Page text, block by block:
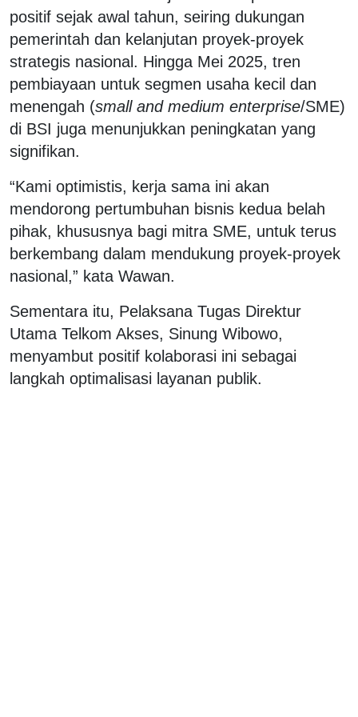
positif sejak awal tahun, seiring dukungan
pemerintah dan kelanjutan proyek-proyek
strategis nasional. Hingga Mei 2025, tren
pembiayaan untuk segmen usaha kecil dan
menengah (small and medium enterprise/SME)
di BSI juga menunjukkan peningkatan yang
signifikan.
“Kami optimistis, kerja sama ini akan
mendorong pertumbuhan bisnis kedua belah
pihak, khususnya bagi mitra SME, untuk terus
berkembang dalam mendukung proyek-proyek
nasional,” kata Wawan.
Sementara itu, Pelaksana Tugas Direktur
Utama Telkom Akses, Sinung Wibowo,
menyambut positif kolaborasi ini sebagai
langkah optimalisasi layanan publik.